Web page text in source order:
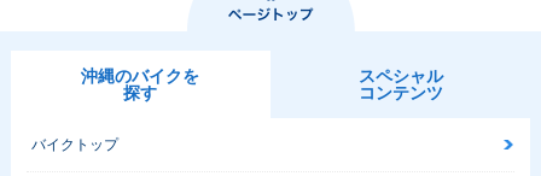
沖縄のバイクを
探す
スペシャル
コンテンツ
バイクトップ